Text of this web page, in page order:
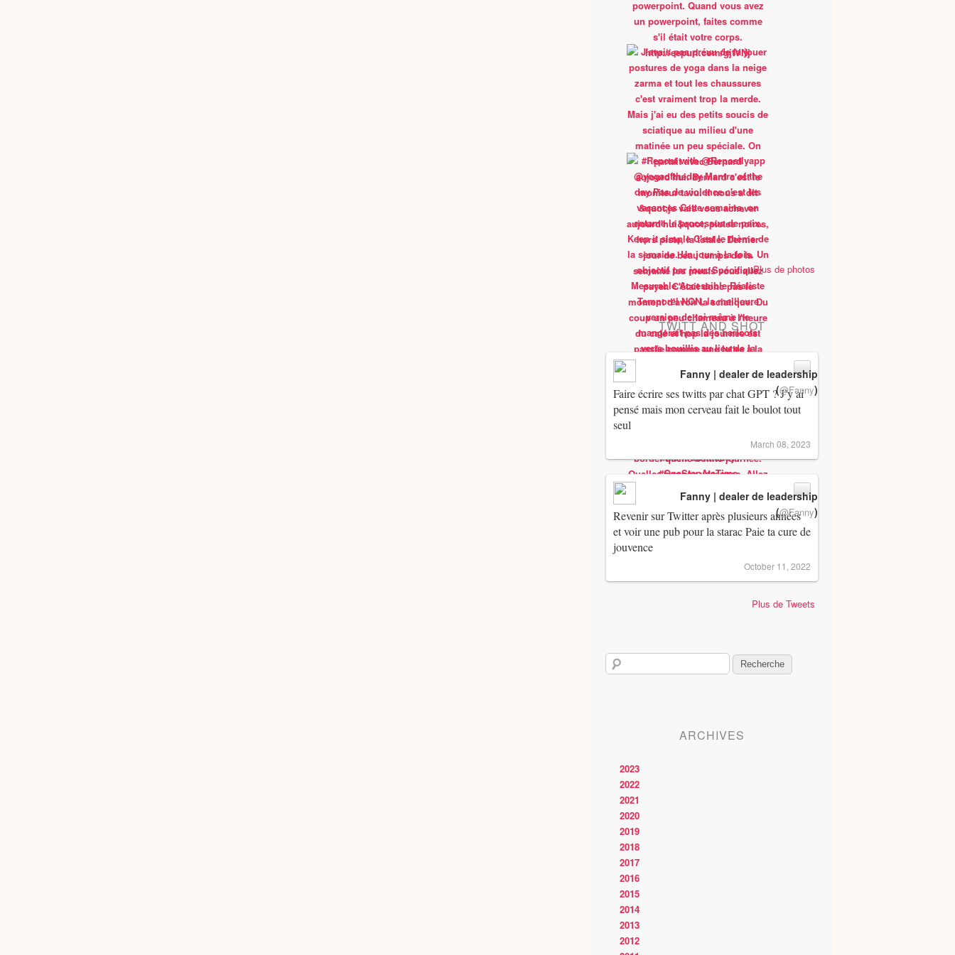
Plus de photos
TWITT AND SHOT
Faire écrire ses twitts par chat GPT ? J’y ai
pensé mais mon cerveau fait le boulot tout
seul
Fanny | dealer de leadership
(@Fanny)
March 08, 2023
Revenir sur Twitter après plusieurs années
et voir une pub pour la starac Paie ta cure de
jouvence
Fanny | dealer de leadership
(@Fanny)
October 11, 2022
Plus de Tweets
ARCHIVES
2023
2022
2021
2020
2019
2018
2017
2016
2015
2014
2013
2012